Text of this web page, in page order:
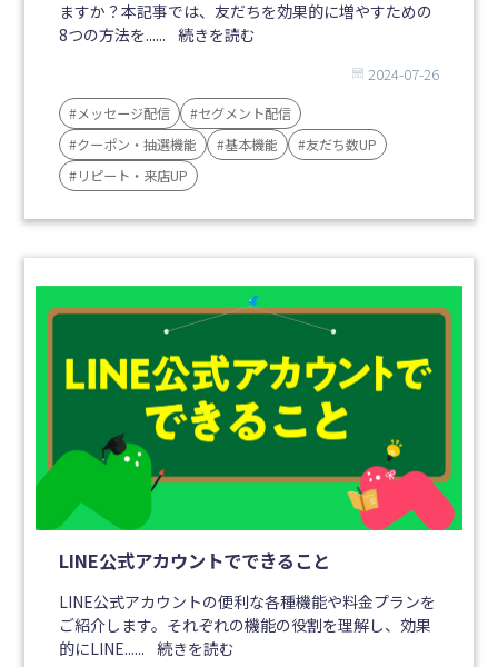
ますか？本記事では、友だちを効果的に増やすための
8つの方法を...... 続きを読む
2024-07-26
#メッセージ配信
#セグメント配信
#クーポン・抽選機能
#基本機能
#友だち数UP
#リピート・来店UP
LINE公式アカウントでできること
LINE公式アカウントの便利な各種機能や料金プランを
ご紹介します。それぞれの機能の役割を理解し、効果
的にLINE...... 続きを読む